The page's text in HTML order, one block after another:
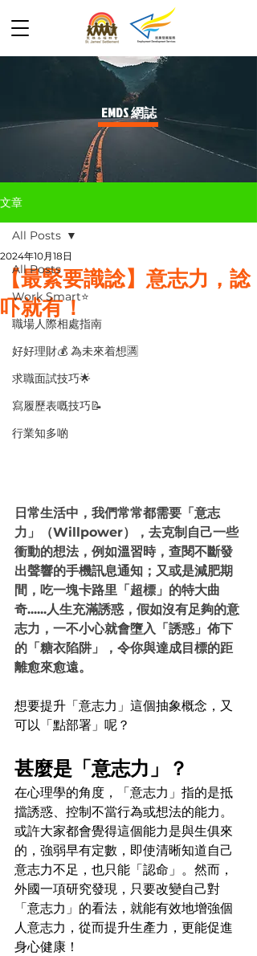
​EMDS 網誌
文章
All Posts
Work Smart⭐️
職場人際相處指南
好好理財💰 為未來着想🈵
求職面試技巧🌟
寫履歷表嘅技巧📝
行業知多啲
All Posts
【最緊要識諗】意志力，諗
吓就有！
2024年10月18日
日常生活中，我們常常都需要「意志
力」（Willpower），去克制自己一些
衝動的想法，例如溫習時，查閱不斷發
出聲響的手機訊息通知；又或是減肥期
間，吃一塊卡路里「超標」的特大曲
奇......人生充滿誘惑，假如沒有足夠的意
志力，一不小心就會墮入「誘惑」佈下
的「糖衣陷阱」，令你與達成目標的距
離愈來愈遠。
想要提升「意志力」這個抽象概念，又
可以「點部署」呢？
甚麼是「意志力」？
在心理學的角度，「意志力」指的是抵
擋誘惑、控制不當行為或想法的能力。
或許大家都會覺得這個能力是與生俱來
的，強弱早有定數，即使清晰知道自己
意志力不足，也只能「認命」。然而，
外國一項研究發現，只要改變自己對
「意志力」的看法，就能有效地增強個
人意志力，從而提升生產力，更能促進
身心健康！